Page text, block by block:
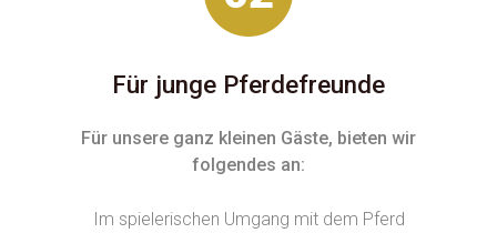
Für junge Pferdefreunde
Für unsere ganz kleinen Gäste, bieten wir
folgendes an:
Im spielerischen Umgang mit dem Pferd